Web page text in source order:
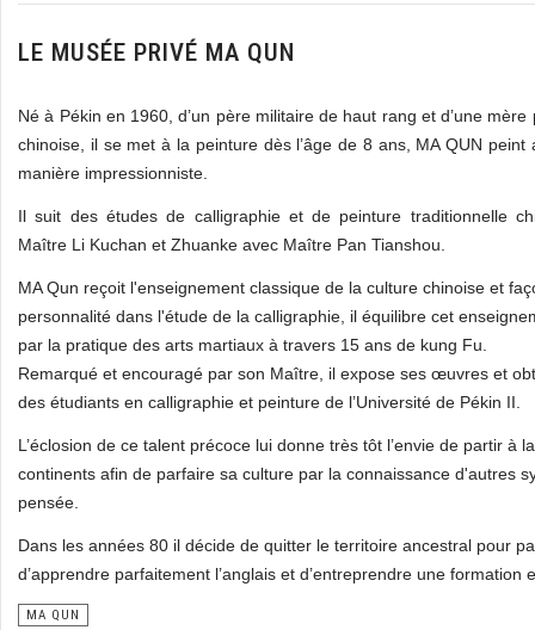
LE MUSÉE PRIVÉ MA QUN
Né à Pékin en 1960, d’un père militaire de haut rang et d’une
chinoise, il se met à la peinture dès l’âge de 8 ans, MA QUN peint
manière impressionniste.
Il suit des études de calligraphie et de peinture traditionnelle
Maître Li Kuchan et Zhuanke avec Maître Pan Tianshou.
MA Qun reçoit l'enseignement classique de la culture chinoise et
personnalité dans l'étude de la calligraphie, il équilibre cet
par la pratique des arts martiaux à travers 15 ans de kung Fu.
Remarqué et encouragé par son Maître, il expose ses œuvres et
des étudiants en calligraphie et peinture de l’Université de Pékin II.
L’éclosion de ce talent précoce lui donne très tôt l’envie de partir à
continents afin de parfaire sa culture par la connaissance d'autres
pensée.
Dans les années 80 il décide de quitter le territoire ancestral pour
d’apprendre parfaitement l’anglais et d’entreprendre une formation
MA QUN